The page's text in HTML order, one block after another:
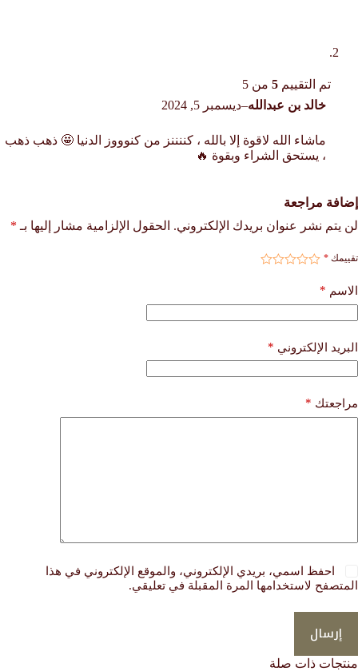
تم التقييم 5من 5
خالد بن عبدالله–ديسمبر 5, 2024
ماشاء الله لاقوة إلا بالله ، كننننز من كنوووز الدنيا 🤩 ذهب ذهب
، يستحق الشراء وبقوة 🔥
إضافة مراجعة
لن يتم نشر عنوان بريدك الإلكتروني. الحقول الإلزامية مشار إليها بـ *
تقييمك *
الاسم *
البريد الإلكتروني *
مراجعتك *
احفظ اسمي، بريدي الإلكتروني، والموقع الإلكتروني في هذا
المتصفح لاستخدامها المرة المقبلة في تعليقي.
إرسال
منتجات ذات صلة